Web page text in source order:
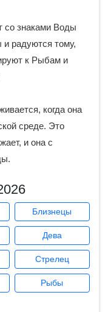
со знаками Воды
и радуются тому,
к Рыбам и
когда она
среде. Это
и она с
Близнецы
Дева
Стрелец
Рыбы